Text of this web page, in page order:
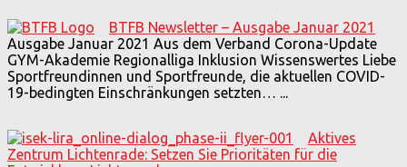
BTFB Newsletter – Ausgabe Januar 2021
Ausgabe Januar 2021 Aus dem Verband Corona-Update
GYM-Akademie Regionalliga Inklusion Wissenswertes Liebe
Sportfreundinnen und Sportfreunde, die aktuellen COVID-
19-bedingten Einschränkungen setzten… ...
Aktives
Zentrum Lichtenrade: Setzen Sie Prioritäten für die